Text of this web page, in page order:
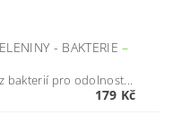
- BAKTERIE–
pro odolnost...
179 Kč